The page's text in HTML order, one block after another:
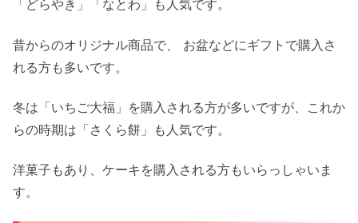
「どらやき」「なとわ」も人気です。
昔からのオリジナル商品で、 お盆などにギフトで購入さ
れる方も多いです。
冬は「いちご大福」を購入される方が多いですが、これか
らの時期は「さくら餅」も人気です。
洋菓子もあり、ケーキを購入される方もいらっしゃいま
す。